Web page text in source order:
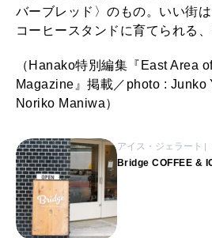
バーブレッド〉のもの。いい街
コーヒースタンドに育てられる、
（Hanako特別編集『East Area
Magazine』掲載／photo : Junko
Noriko Maniwa）
アイス・ジェラート
Bridge COFFEE &